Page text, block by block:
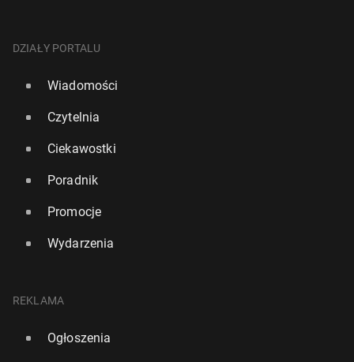
DZIAŁY PORTALU
Wiadomości
Czytelnia
Ciekawostki
Poradnik
Promocje
Wydarzenia
REKLAMA
Ogłoszenia